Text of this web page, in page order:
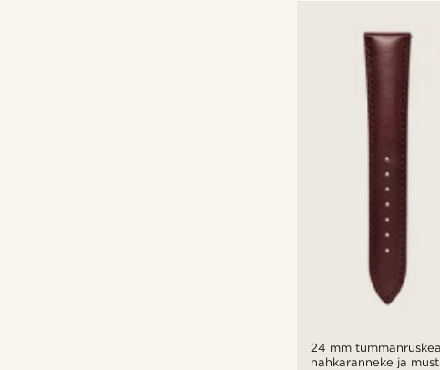
24 mm tummanruskea
nahkaranneke ja